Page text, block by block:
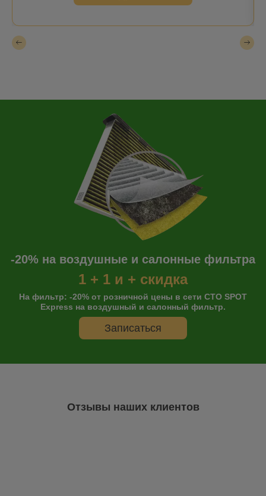
-20% на воздушные и салонные фильтра
1 + 1 и + скидка
На фильтр: -20% от розничной цены в сети СТО SPOT
Express на воздушный и салонный фильтр.
Записаться
Отзывы наших клиентов